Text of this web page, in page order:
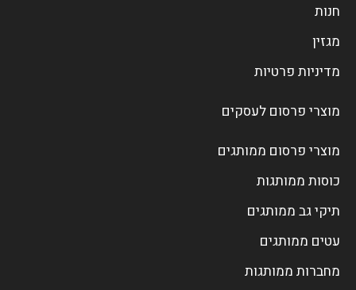
חנות
מגזין
מדיניות פרטיות
מוצרי פרסום לעסקים
מוצרי פרסום ממותגים
כוסות ממותגות
תיקי גב ממותגים
עטים ממותגים
מחברות ממותגות